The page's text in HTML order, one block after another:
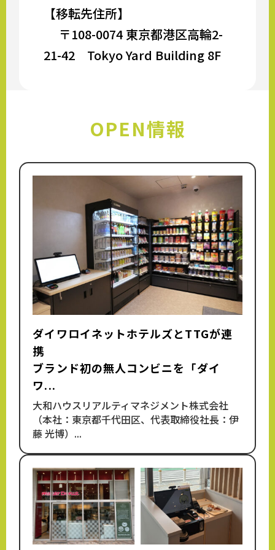
【移転先住所】
〒108-0074 東京都港区高輪2-
21-42 Tokyo Yard Building 8F
OPEN情報
ダイワロイネットホテルズとTTGが連
携
ブランド初の無人コンビニを「ダイ
ワ...
大和ハウスリアルティマネジメント株式会社
（本社：東京都千代田区、代表取締役社長：伊
藤 光博）...